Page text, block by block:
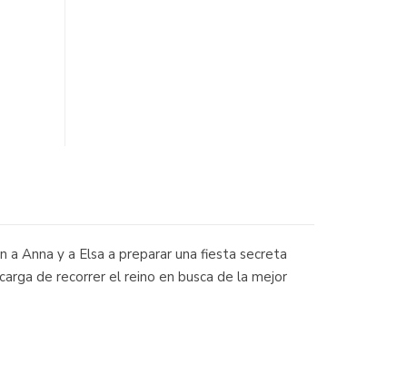
a Anna y a Elsa a preparar una fiesta secreta
de recorrer el reino en busca de la mejor